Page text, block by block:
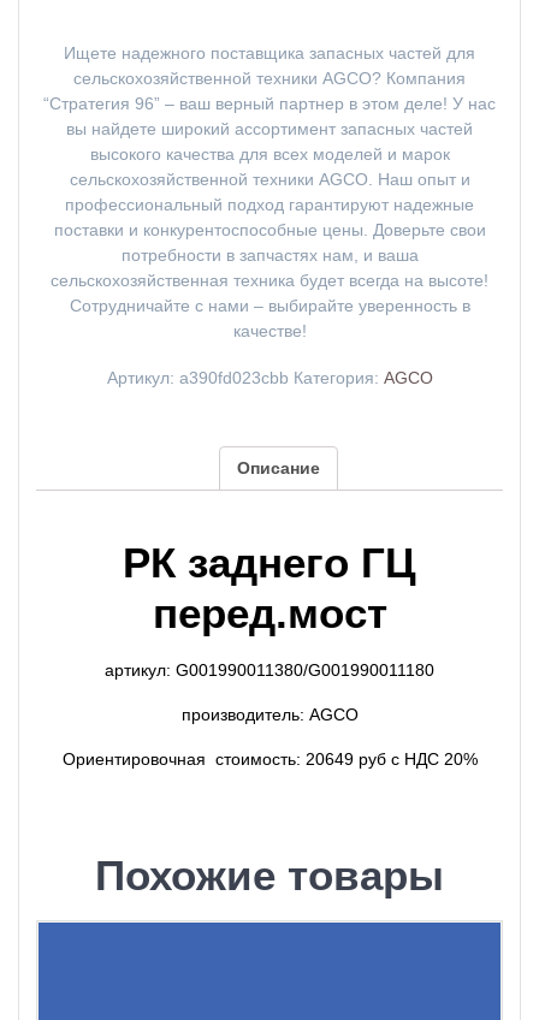
Ищете надежного поставщика запасных частей для
сельскохозяйственной техники AGCO? Компания
“Стратегия 96” – ваш верный партнер в этом деле! У нас
вы найдете широкий ассортимент запасных частей
высокого качества для всех моделей и марок
сельскохозяйственной техники AGCO. Наш опыт и
профессиональный подход гарантируют надежные
поставки и конкурентоспособные цены. Доверьте свои
потребности в запчастях нам, и ваша
сельскохозяйственная техника будет всегда на высоте!
Сотрудничайте с нами – выбирайте уверенность в
качестве!
Артикул: a390fd023cbb Категория: AGCO
Описание
РК заднего ГЦ
перед.мост
артикул: G001990011380/G001990011180
производитель: AGCO
Ориентировочная стоимость: 20649 руб с НДС 20%
Похожие товары